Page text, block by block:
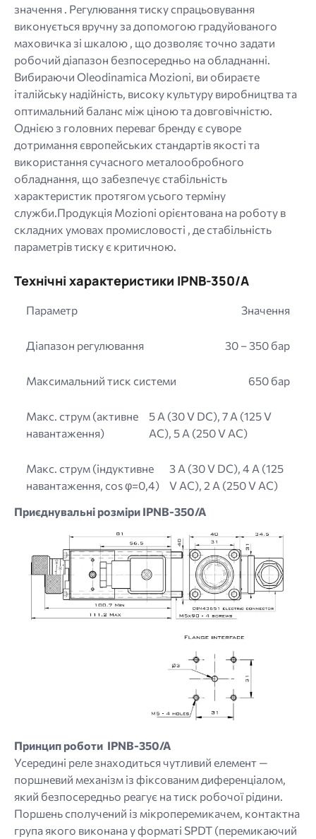
значення . Регулювання тиску спрацьовування
виконується вручну за допомогою градуйованого
маховичка зі шкалою , що дозволяє точно задати
робочий діапазон безпосередньо на обладнанні.
Вибираючи Oleodinamica Mozioni, ви обираєте
італійську надійність, високу культуру виробництва та
оптимальний баланс між ціною та довговічністю.
Однією з головних переваг бренду є суворе
дотримання європейських стандартів якості та
використання сучасного металообробного
обладнання, що забезпечує стабільність
характеристик протягом усього терміну
служби.Продукція Mozioni орієнтована на роботу в
складних умовах промисловості , де стабільність
параметрів тиску є критичною.
Технічні характеристики IPNB-350/A
Параметр Значення
Діапазон регулювання 30 – 350 бар
Максимальний тиск системи 650 бар
Макс. струм (активне
навантаження)
5 A (30 V DC), 7 A (125 V
AC), 5 A (250 V AC)
Макс. струм (індуктивне
навантаження, cos φ=0,4)
3 A (30 V DC), 4 A (125
V AC), 2 A (250 V AC)
Приєднувальні розміри IPNB-350/A
Принцип роботи IPNB-350/A
Усередині реле знаходиться чутливий елемент —
поршневий механізм із фіксованим диференціалом,
який безпосередньо реагує на тиск робочої рідини.
Поршень сполучений із мікроперемикачем, контактна
група якого виконана у форматі SPDT (перемикаючий